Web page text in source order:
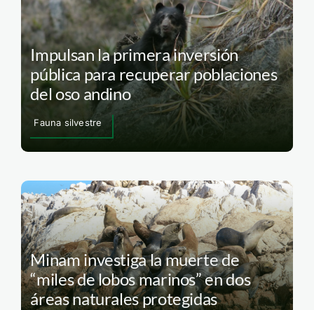
Impulsan la primera inversión
pública para recuperar poblaciones
del oso andino
Fauna silvestre
Minam investiga la muerte de
“miles de lobos marinos” en dos
áreas naturales protegidas